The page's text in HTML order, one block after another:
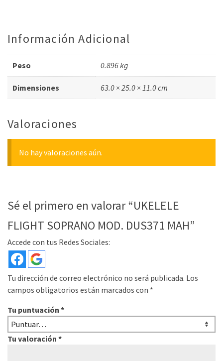
Información Adicional
Peso 0.896 kg
Dimensiones 63.0 × 25.0 × 11.0 cm
Valoraciones
No hay valoraciones aún.
Sé el primero en valorar “UKELELE
FLIGHT SOPRANO MOD. DUS371 MAH”
Accede con tus Redes Sociales:
Tu dirección de correo electrónico no será publicada. Los
campos obligatorios están marcados con *
Tu puntuación *
Tu valoración *